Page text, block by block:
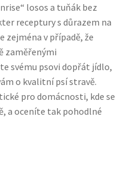
losos a tuňák bez
receptury s důrazem na
zejména v případě, že
zaměřenými
svému psovi dopřát jídlo,
o kvalitní psí stravě.
pro domácnosti, kde se
a oceníte tak pohodlné